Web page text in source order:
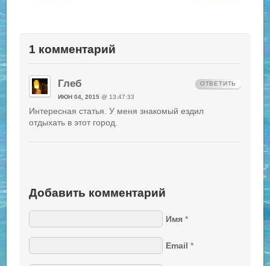
1 комментарий
Глеб
ИЮН 04, 2015@ 13:47:33
Интересная статья. У меня знакомый ездил
отдыхать в этот город.
ОТВЕТИТЬ
Добавить комментарий
Имя *
Email *